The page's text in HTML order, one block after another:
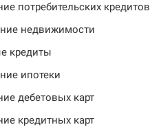
потребительских кредитов
недвижимости
кредиты
ипотеки
дебетовых карт
кредитных карт